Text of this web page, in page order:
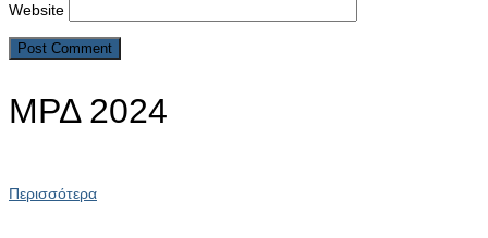
Website
ΜΡΔ 2024
Περισσότερα